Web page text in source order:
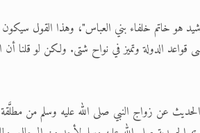
هو خاتم خلفاء بني العباس"، وهذا القول
الدولة وتميز في نواح شتى. ولكن لو قلنا
عن زواج النبي صلى الله عليه وسلم من